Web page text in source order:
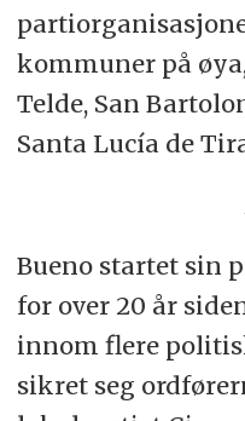
kommuner på
Telde, San
Santa Lucía de
Bueno startet sin
for over 20 år
innom flere
sikret seg